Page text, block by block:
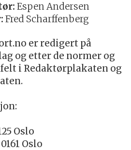
Espen Andersen
Fred Scharffenberg
er redigert på
og etter de normer og
i Redaktørplakaten og
Oslo
Oslo